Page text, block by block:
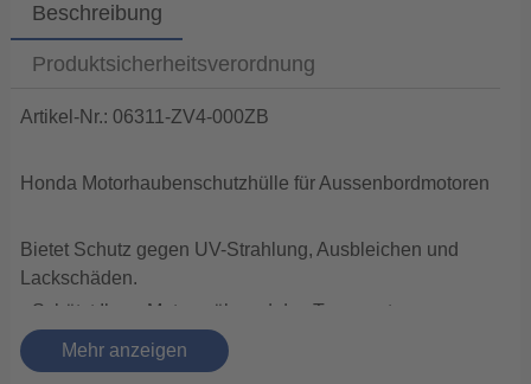
Beschreibung
Produktsicherheitsverordnung
Artikel-Nr.: 06311-ZV4-000ZB
Honda Motorhaubenschutzhülle für Aussenbordmotoren
Bietet Schutz gegen UV-Strahlung, Ausbleichen und
Lackschäden.
• Schützt Ihren Motor während des Transports vor
Steinschlag
und Schmutz.
Mehr anzeigen